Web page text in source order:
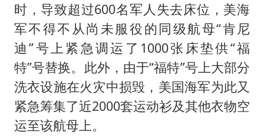
时，导致超过600名军人失去床位，美海
军不得不从尚未服役的同级航母“肯尼
迪”号上紧急调运了1000张床垫供“福
特”号替换。此外，由于“福特”号上大部分
洗衣设施在火灾中损毁，美国海军为此又
紧急筹集了近2000套运动衫及其他衣物空
运至该航母上。